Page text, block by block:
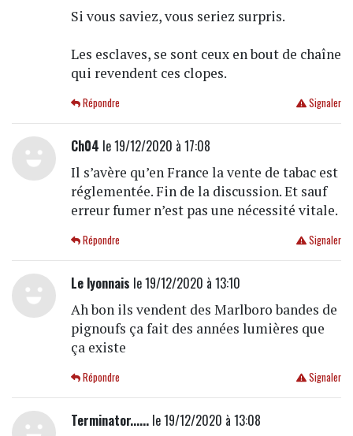
Si vous saviez, vous seriez surpris.
Les esclaves, se sont ceux en bout de chaîne
qui revendent ces clopes.
Signaler
Répondre
Ch04 le 19/12/2020 à 17:08
Il s’avère qu’en France la vente de tabac est
réglementée. Fin de la discussion. Et sauf
erreur fumer n’est pas une nécessité vitale.
Signaler
Répondre
Le lyonnais le 19/12/2020 à 13:10
Ah bon ils vendent des Marlboro bandes de
pignoufs ça fait des années lumières que
ça existe
Signaler
Répondre
Terminator......le 19/12/2020 à 13:08